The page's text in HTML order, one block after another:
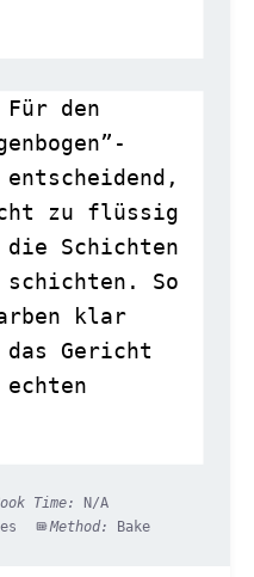
den
zu flüssig
Schichten
So
klar
Gericht
Time:
N/A
Method: Bake